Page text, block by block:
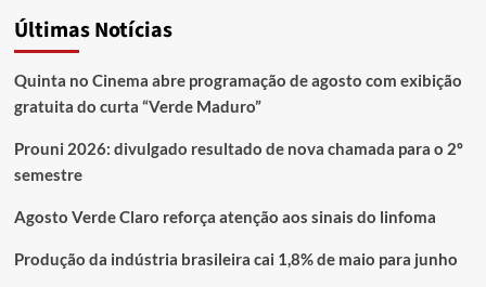
Últimas Notícias
Quinta no Cinema abre programação de agosto com exibição
gratuita do curta “Verde Maduro”
Prouni 2026: divulgado resultado de nova chamada para o 2º
semestre
Agosto Verde Claro reforça atenção aos sinais do linfoma
Produção da indústria brasileira cai 1,8% de maio para junho